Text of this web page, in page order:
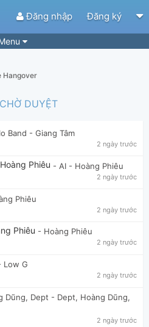
Đăng nhập Đăng ký
Tải ứng dụng
Hangover
DUYỆT
Band - Giang Tâm
2 ngày trước
Phiêu - AI - Hoàng Phiêu
2 ngày trước
Phiêu
2 ngày trước
Phiêu - Hoàng Phiêu
2 ngày trước
Low G
2 ngày trước
Dũng, Dept - Dept, Hoàng Dũng,
2 ngày trước